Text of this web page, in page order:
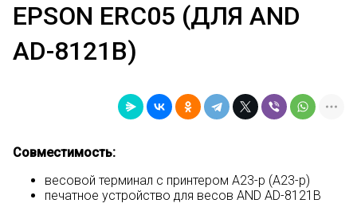
EPSON ERC05 (ДЛЯ AND
AD-8121B)
Совместимость:
весовой терминал с принтером A23-p (А23-р)
печатное устройство для весов AND AD-8121B